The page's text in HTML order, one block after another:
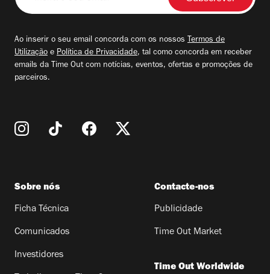
seu
Ao inserir o seu email concorda com os nossos Termos de
Utilização e Política de Privacidade, tal como concorda em receber
emails da Time Out com notícias, eventos, ofertas e promoções de
parceiros.
Sobre nós
Ficha Técnica
Comunicados
Investidores
Contacte-nos
Publicidade
Time Out Market
Time Out Worldwide